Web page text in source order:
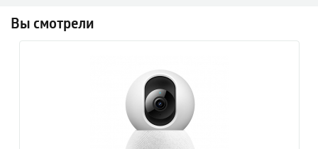
Вы смотрели